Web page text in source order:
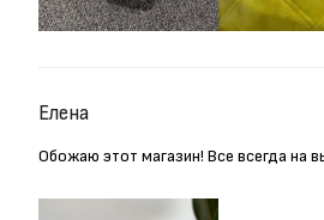
Елена
Обожаю этот магазин! Все всегда на